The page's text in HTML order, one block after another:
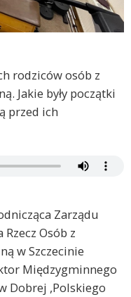
rodziców osób z
Jakie były początki
przed ich
Zarządu
Osób z
w Szczecinie
Międzygminnego
Dobrej ,Polskiego